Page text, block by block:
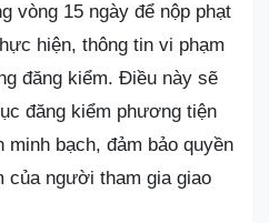
vòng 15 ngày để nộp phạt
hiện, thông tin vi phạm
đăng kiểm. Điều này sẽ
đăng kiểm phương tiện
bạch, đảm bảo quyền
của người tham gia giao